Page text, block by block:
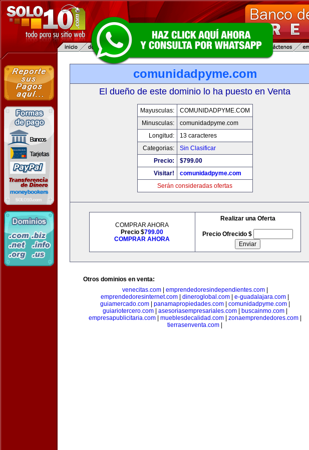
comunidadpyme.com
El dueño de este dominio lo ha puesto en Venta
Mayusculas:
COMUNIDADPYME.COM
Minusculas:
comunidadpyme.com
Longitud:
13 caracteres
Categorias:
Sin Clasificar
Precio:
$799.00
Visitar!
comunidadpyme.com
Serán consideradas ofertas
COMPRAR AHORA
Precio $799.00
COMPRAR AHORA
Realizar una Oferta
Precio Ofrecido $
Otros dominios en venta:
venecitas.com| emprendedoresindependientes.com|
emprendedoresinternet.com
dineroglobal.com e-guadalajara.com
guiamercado.com| panamapropiedades.com| comunidadpyme.com|
guiariotercero.com| asesoriasempresariales.com| buscainmo.com|
empresapublicitaria.com| mueblesdecalidad.com| zonaemprendedores.com|
tierrasenventa.com